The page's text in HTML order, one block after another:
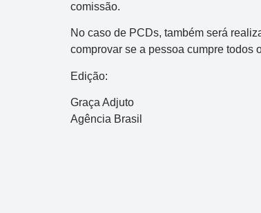
comissão.
No caso de PCDs, também será
comprovar se a pessoa cumpre todos
Edição:
Graça Adjuto
Agência Brasil
R$ 1.000.000